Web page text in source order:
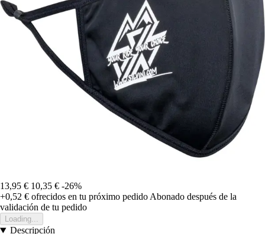
13,95 € 10,35 € -26%
+0,52 € ofrecidos en tu próximo pedido Abonado después de la
validación de tu pedido
Loading...
Descripción